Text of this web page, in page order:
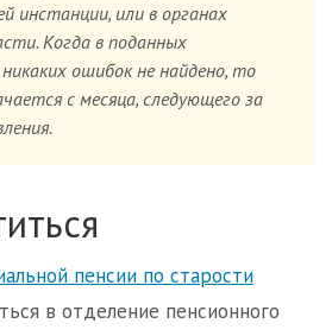
инстанции, или в органах
Когда в поданных
ошибок не найдено, то
с месяца, следующего за
пенсии по старости
в отделение пенсионного